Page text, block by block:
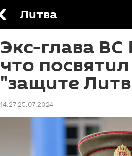
Литва
Экс-глава
что
"защите
14:27 25.07.2024